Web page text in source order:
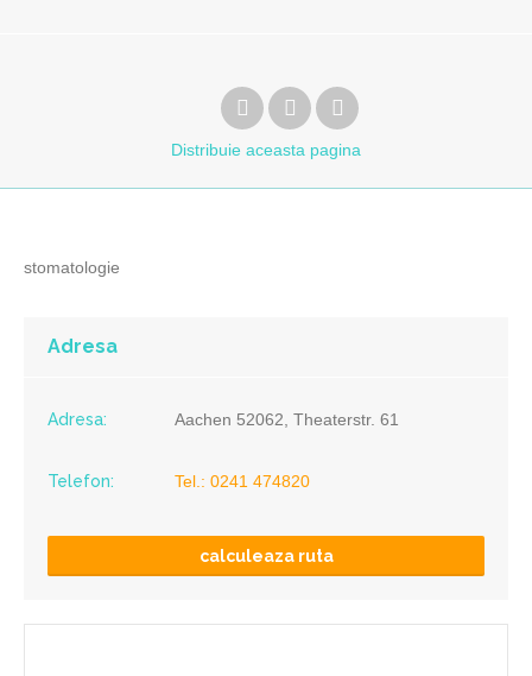
Distribuie aceasta pagina
stomatologie
Adresa
Adresa: Aachen 52062, Theaterstr. 61
Telefon: Tel.: 0241 474820
calculeaza ruta